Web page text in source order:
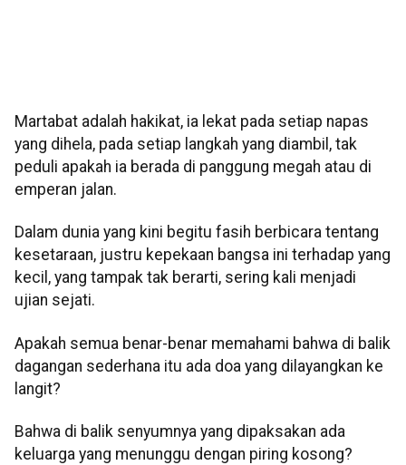
Martabat adalah hakikat, ia lekat pada setiap napas
yang dihela, pada setiap langkah yang diambil, tak
peduli apakah ia berada di panggung megah atau di
emperan jalan.
Dalam dunia yang kini begitu fasih berbicara tentang
kesetaraan, justru kepekaan bangsa ini terhadap yang
kecil, yang tampak tak berarti, sering kali menjadi
ujian sejati.
Apakah semua benar-benar memahami bahwa di balik
dagangan sederhana itu ada doa yang dilayangkan ke
langit?
Bahwa di balik senyumnya yang dipaksakan ada
keluarga yang menunggu dengan piring kosong?